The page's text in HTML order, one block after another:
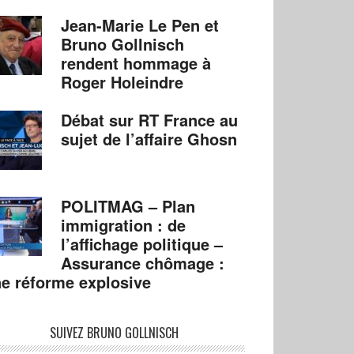
Jean-Marie Le Pen et
Bruno Gollnisch
rendent hommage à
Roger Holeindre
Débat sur RT France au
sujet de l’affaire Ghosn
POLITMAG – Plan
immigration : de
l’affichage politique –
Assurance chômage :
réforme explosive
SUIVEZ BRUNO GOLLNISCH